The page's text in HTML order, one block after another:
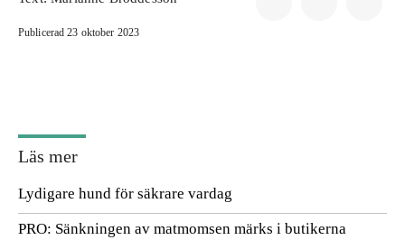
Publicerad 23 oktober 2023
Läs mer
Lydigare hund för säkrare vardag
PRO: Sänkningen av matmomsen märks i butikerna